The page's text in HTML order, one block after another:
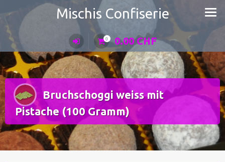
Inhalt
springen
Mischis Confiserie
0 0.00CHF
Bruchschoggi weiss mit
Pistache (100 Gramm)